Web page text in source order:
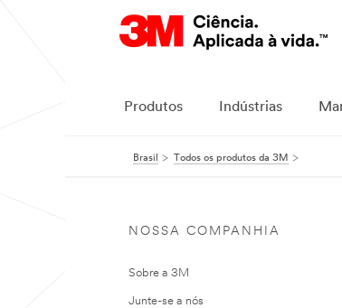
Produtos Indústrias
Brasil Todos os produtos da 3M
NOSSA COMPANHIA
Sobre a 3M
Junte-se a nós